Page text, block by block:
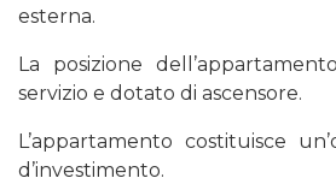
esterna.
La posizione
servizio e dotato di ascensore.
L’appartamento costituisce
d’investimento.